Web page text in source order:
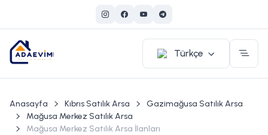
Türkçe
Anasayfa Kıbrıs Satılık Arsa
Gazimağusa Satılık Arsa
Mağusa Merkez Satılık Arsa
Mağusa Merkez Satılık Arsa İlanları